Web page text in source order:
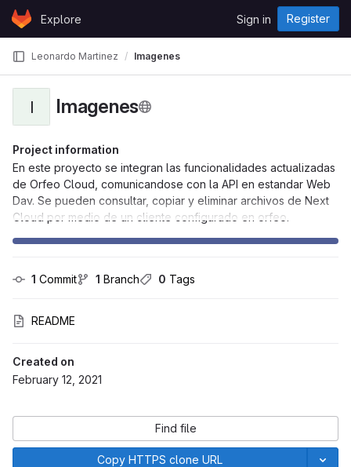
Skip to content
GitLabExplore Sign in Register
Leonardo Martinez Imagenes
I Imagenes
Project information
En este proyecto se integran las funcionalidades actualizadas
de Orfeo Cloud, comunicandose con la API en estandar Web
Dav. Se pueden consultar, copiar y eliminar archivos de Next
Cloud por medio de un cliente configurado en orfeo.
1 Commit 1 Branch 0 Tags
README
Created on
February 12, 2021
Find file
Copy HTTPS clone URL